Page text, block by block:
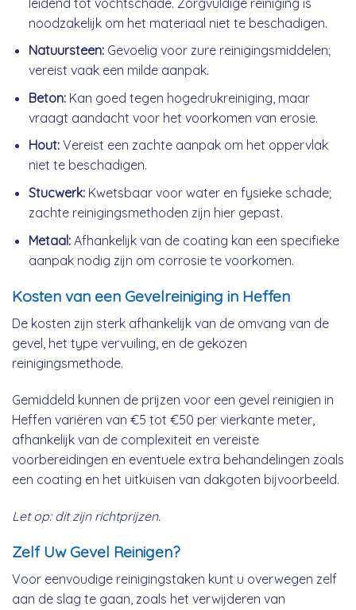
noodzakelijk om het materiaal niet te beschadigen.
Natuursteen:Gevoelig voor zure reinigingsmiddelen;
vereist vaak een milde aanpak.
Beton:Kan goed tegen hogedrukreiniging, maar
vraagt aandacht voor het voorkomen van erosie.
Hout:Vereist een zachte aanpak om het oppervlak
niet te beschadigen.
Stucwerk:Kwetsbaar voor water en fysieke schade;
zachte reinigingsmethoden zijn hier gepast.
Metaal:Afhankelijk van de coating kan een specifieke
aanpak nodig zijn om corrosie te voorkomen.
Kosten van een Gevelreiniging in Heffen
De kosten zijn sterk afhankelijk van de omvang van de
gevel, het type vervuiling, en de gekozen
reinigingsmethode.
Gemiddeld kunnen de prijzen voor een gevel reinigien in
Heffen variëren van €5 tot €50 per vierkante meter,
afhankelijk van de complexiteit en vereiste
voorbereidingen en eventuele extra behandelingen zoals
een coating en het uitkuisen van dakgoten bijvoorbeeld.
Let op: dit zijn richtprijzen.
Zelf Uw Gevel Reinigen?
Voor eenvoudige reinigingstaken kunt u overwegen zelf
aan de slag te gaan, zoals het verwijderen van